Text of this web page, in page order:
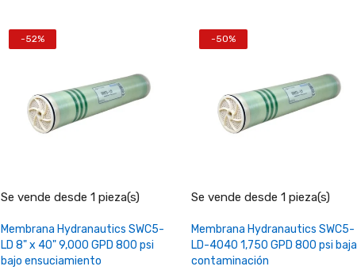
-52%
Se vende desde 1 pieza(s)
− +
Añadir al carrito
Membrana Hydranautics SWC5-
LD 8" x 40" 9,000 GPD 800 psi
bajo ensuciamiento
-50%
Se vende desde 1 pieza(s)
− +
Añadir al carrito
Membrana Hydranautics SWC5-
LD-4040 1,750 GPD 800 psi baja
contaminación